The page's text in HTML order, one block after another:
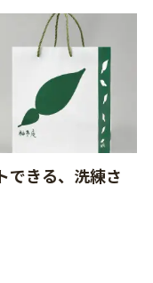
できる、洗練さ